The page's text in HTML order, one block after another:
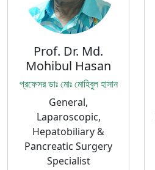
Prof. Dr. Md.
Mohibul Hasan
প্রফেসর ডাঃ মোঃ মোহিবুল হাসান
General,
Laparoscopic,
Hepatobiliary &
Pancreatic Surgery
Specialist